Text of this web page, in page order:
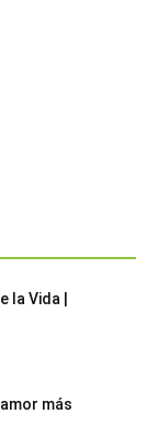
la Vida |
más